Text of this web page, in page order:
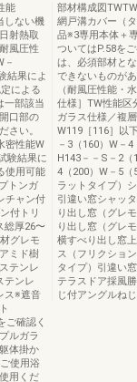
能
しない機
射熱取
風圧性
－
結果によ
による
一部該当
口部の
さい。
密性能W
験結果に
使用可能
トンガ
チャン付
付トリ
総厚26〜
グレモ
ミド樹
テンレ
テンレ
ス※遮音
ト
確認く
ルガラ
体掛か
使用浴
用くだ
部材構成図
網戸溝カバー（
品※3専用本体＋
ついてはP.58を
は、必須部材と
できないものが
（耐風圧性能・
仕様］TW性能区
ガラス仕様／複
W119［116］以
－3（160）W－
H143－－S－2（
4（200）W－5
ラットタイプ）
引違い窓シャッ
り出し窓（グレ
り出し窓（グレ
横すべり出し窓
ス（フリクショ
タイプ）引違い
テラスドア採風
じ付アングルね